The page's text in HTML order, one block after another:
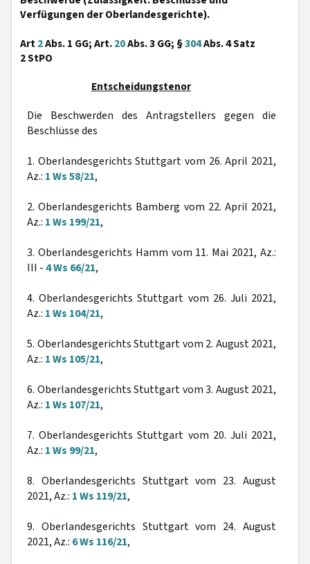
Verfügungen der Oberlandesgerichte).
Art2Abs. 1 GG; Art.20Abs. 3 GG; §304Abs. 4 Satz
2 StPO
Entscheidungstenor
Die Beschwerden des Antragstellers gegen die
Beschlüsse des
1. Oberlandesgerichts Stuttgart vom 26. April 2021,
Az.: 1 Ws 58/21,
2. Oberlandesgerichts Bamberg vom 22. April 2021,
Az.: 1 Ws 199/21,
3. Oberlandesgerichts Hamm vom 11. Mai 2021, Az.:
III -4 Ws 66/21,
4. Oberlandesgerichts Stuttgart vom 26. Juli 2021,
Az.: 1 Ws 104/21,
5. Oberlandesgerichts Stuttgart vom 2. August 2021,
Az.: 1 Ws 105/21,
6. Oberlandesgerichts Stuttgart vom 3. August 2021,
Az.: 1 Ws 107/21,
7. Oberlandesgerichts Stuttgart vom 20. Juli 2021,
Az.: 1 Ws 99/21,
8. Oberlandesgerichts Stuttgart vom 23. August
2021, Az.: 1 Ws 119/21,
9. Oberlandesgerichts Stuttgart vom 24. August
2021, Az.: 6 Ws 116/21,